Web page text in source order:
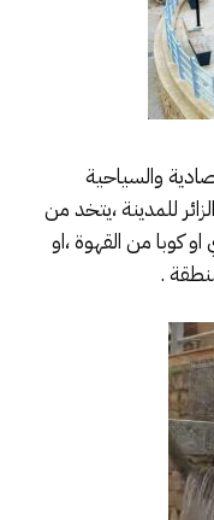
والسياحية
للمدينة ،يتخد من
كوبا من القهوة ،او
.